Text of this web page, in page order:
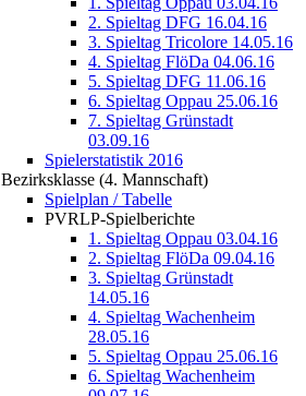
2. Spieltag DFG 16.04.16
3. Spieltag Tricolore 14.05.16
4. Spieltag FlöDa 04.06.16
5. Spieltag DFG 11.06.16
6. Spieltag Oppau 25.06.16
7. Spieltag Grünstadt
03.09.16
Spielerstatistik 2016
Bezirksklasse (4. Mannschaft)
Spielplan / Tabelle
PVRLP-Spielberichte
1. Spieltag Oppau 03.04.16
2. Spieltag FlöDa 09.04.16
3. Spieltag Grünstadt
14.05.16
4. Spieltag Wachenheim
28.05.16
5. Spieltag Oppau 25.06.16
6. Spieltag Wachenheim